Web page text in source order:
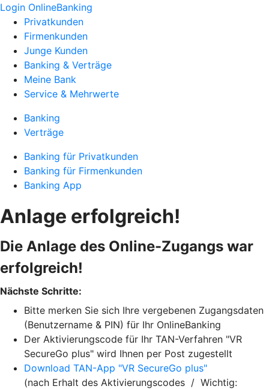
Login OnlineBanking
Privatkunden
Firmenkunden
Junge Kunden
Banking & Verträge
Meine Bank
Service & Mehrwerte
Banking
Verträge
Banking für Privatkunden
Banking für Firmenkunden
Banking App
Anlage erfolgreich!
Die Anlage des Online-Zugangs war
erfolgreich!
Nächste Schritte:
Bitte merken Sie sich Ihre vergebenen Zugangsdaten
(Benutzername & PIN) für Ihr OnlineBanking
Der Aktivierungscode für Ihr TAN-Verfahren "VR
SecureGo plus" wird Ihnen per Post zugestellt
Download TAN-App "VR SecureGo plus"
(nach Erhalt des Aktivierungscodes / Wichtig: